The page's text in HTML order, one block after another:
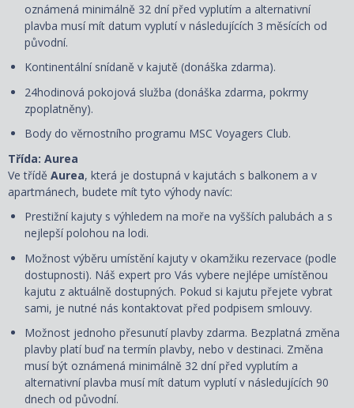
oznámená minimálně 32 dní před vyplutím a alternativní
plavba musí mít datum vyplutí v následujících 3 měsících od
původní.
Kontinentální snídaně v kajutě (donáška zdarma).
24hodinová pokojová služba (donáška zdarma, pokrmy
zpoplatněny).
Body do věrnostního programu MSC Voyagers Club.
Třída: Aurea
Ve třídě Aurea, která je dostupná v kajutách s balkonem a v
apartmánech, budete mít tyto výhody navíc:
Prestižní kajuty s výhledem na moře na vyšších palubách a s
nejlepší polohou na lodi.
Možnost výběru umístění kajuty v okamžiku rezervace (podle
dostupnosti). Náš expert pro Vás vybere nejlépe umístěnou
kajutu z aktuálně dostupných. Pokud si kajutu přejete vybrat
sami, je nutné nás kontaktovat před podpisem smlouvy.
Možnost jednoho přesunutí plavby zdarma. Bezplatná změna
plavby platí buď na termín plavby, nebo v destinaci. Změna
musí být oznámená minimálně 32 dní před vyplutím a
alternativní plavba musí mít datum vyplutí v následujících 90
dnech od původní.